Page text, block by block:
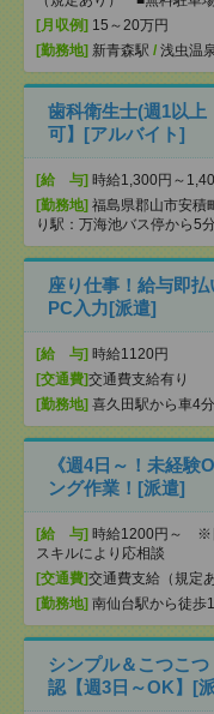
[月収例] 15～20万円
[勤務地] 新青森駅 / 浅虫温
歯科衛生士(週1以
可】[アルバイト]
[給 与] 時給1,300円～
[勤務地] 福島県郡山市安積
り駅：万海池バス停から5分
座り仕事！給与即払
PC入力[派遣]
[給 与] 時給1120円
[交通費]交通費支給有り
[勤務地] 喜久田駅から車4分
《週4日～！未経験
ング作業！[派遣]
[給 与] 時給1200円～ ※
スキルにより応相談
[交通費]交通費支給（規定あ
[勤務地] 南仙台駅から徒歩
シンプル＆こつこ
認【週3日～OK】[